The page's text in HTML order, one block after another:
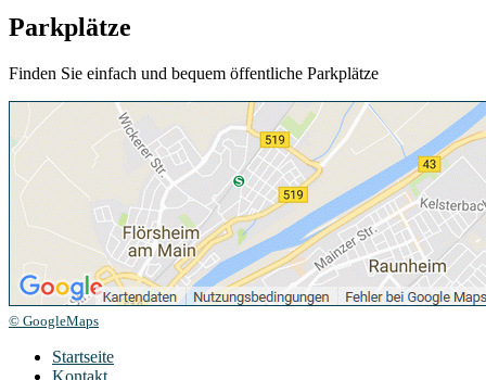
Parkplätze
Finden Sie einfach und bequem öffentliche Parkplätze
© GoogleMaps
Startseite
Kontakt